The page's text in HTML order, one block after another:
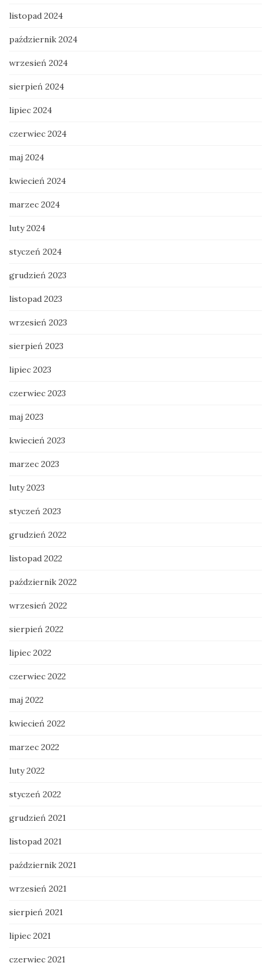
listopad 2024
październik 2024
wrzesień 2024
sierpień 2024
lipiec 2024
czerwiec 2024
maj 2024
kwiecień 2024
marzec 2024
luty 2024
styczeń 2024
grudzień 2023
listopad 2023
wrzesień 2023
sierpień 2023
lipiec 2023
czerwiec 2023
maj 2023
kwiecień 2023
marzec 2023
luty 2023
styczeń 2023
grudzień 2022
listopad 2022
październik 2022
wrzesień 2022
sierpień 2022
lipiec 2022
czerwiec 2022
maj 2022
kwiecień 2022
marzec 2022
luty 2022
styczeń 2022
grudzień 2021
listopad 2021
październik 2021
wrzesień 2021
sierpień 2021
lipiec 2021
czerwiec 2021